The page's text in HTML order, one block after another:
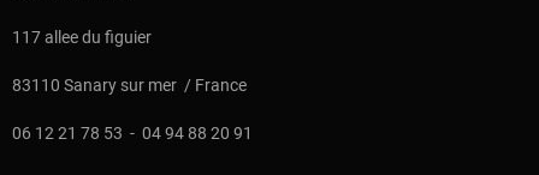
117 allee du figuier
83110 Sanary sur mer / France
06 12 21 78 53 - 04 94 88 20 91